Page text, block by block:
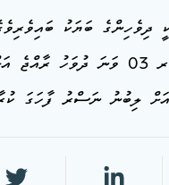
އަހަރުގެ ނޮވެމްބަރ 03 ވަނަ
ލިބުނު ނަސްރު ފާހަގަ